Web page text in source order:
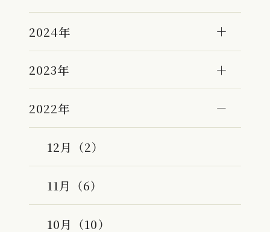
2024年
2023年
2022年
12月（2）
11月（6）
10月（10）